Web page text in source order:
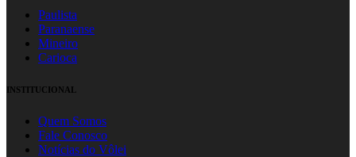
Paulista
Paranaense
Mineiro
Carioca
INSTITUCIONAL
Quem Somos
Fale Conosco
Notícias do Vôlei